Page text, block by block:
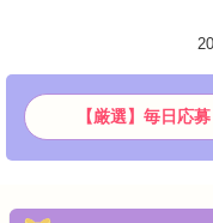
【厳選】毎日応募